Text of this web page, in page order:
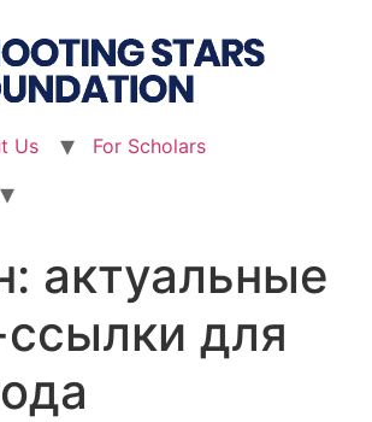
Us
For Scholars
актуальные
для